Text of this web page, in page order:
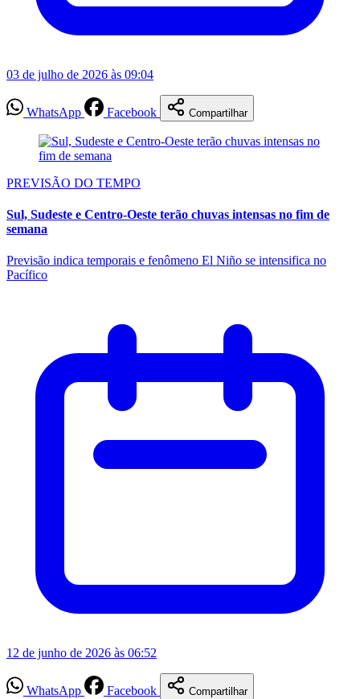
03 de julho de 2026 às 09:04
WhatsApp Facebook Compartilhar
PREVISÃO DO TEMPO
Sul, Sudeste e Centro-Oeste terão chuvas intensas no fim de
semana
Previsão indica temporais e fenômeno El Niño se intensifica no
Pacífico
12 de junho de 2026 às 06:52
WhatsApp Facebook Compartilhar